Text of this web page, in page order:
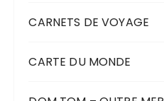
CARNETS DE VOYAGE
CARTE DU MONDE